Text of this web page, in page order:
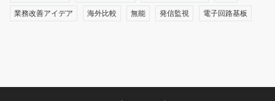
業務改善アイデア 海外比較 無能 発信監視 電子回路基板